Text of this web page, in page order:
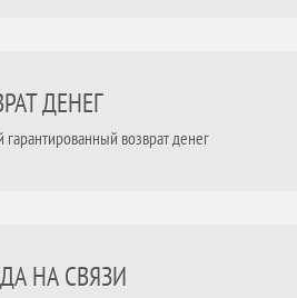
ДЕНЕГ
гарантированный возврат денег
НА СВЯЗИ